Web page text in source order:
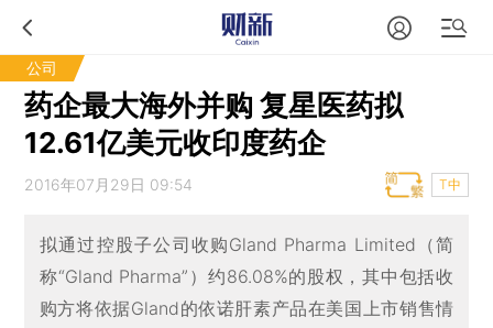
公司
药企最大海外并购 复星医药拟
12.61亿美元收印度药企
2016年07月29日 09:54 T中
拟通过控股子公司收购Gland Pharma Limited（简
称“Gland Pharma”）约86.08%的股权，其中包括收
购方将依据Gland的依诺肝素产品在美国上市销售情